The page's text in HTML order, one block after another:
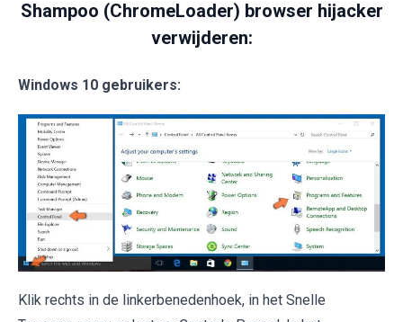
Shampoo (ChromeLoader) browser hijacker
verwijderen:
Windows 10 gebruikers:
Klik rechts in de linkerbenedenhoek, in het Snelle